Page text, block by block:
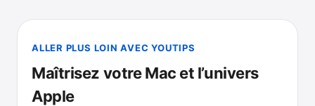
ALLER PLUS LOIN AVEC YOUTIPS
Maîtrisez votre Mac et l’univers
Apple